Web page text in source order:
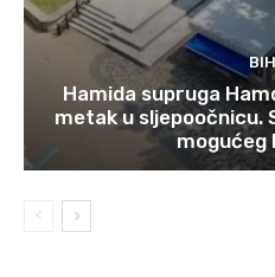
BIH
Hamida supruga
metak u sljepoočnicu.
mogućeg